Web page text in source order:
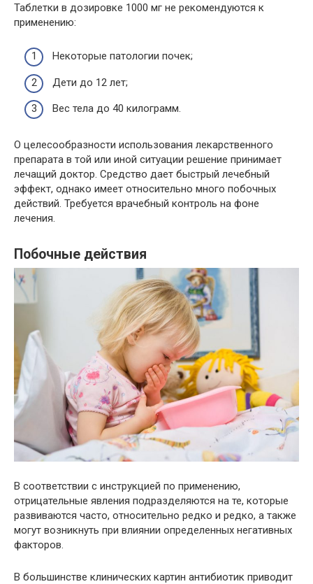
Таблетки в дозировке 1000 мг не рекомендуются к
применению:
Некоторые патологии почек;
Дети до 12 лет;
Вес тела до 40 килограмм.
О целесообразности использования лекарственного
препарата в той или иной ситуации решение принимает
лечащий доктор. Средство дает быстрый лечебный
эффект, однако имеет относительно много побочных
действий. Требуется врачебный контроль на фоне
лечения.
Побочные действия
В соответствии с инструкцией по применению,
отрицательные явления подразделяются на те, которые
развиваются часто, относительно редко и редко, а также
могут возникнуть при влиянии определенных негативных
факторов.
В большинстве клинических картин антибиотик приводит